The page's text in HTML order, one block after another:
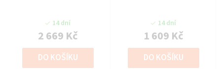
14 dní
2 669 Kč
DO KOŠÍKU
14 dní
1 609 Kč
DO KOŠÍKU